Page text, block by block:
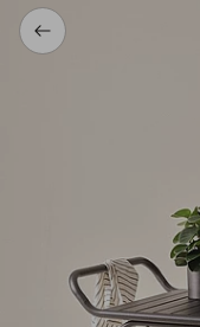
Takaisin